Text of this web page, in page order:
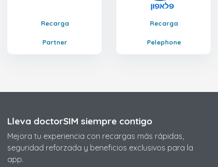
Recarga
Partner
Recarga
Pelephone
Lleva doctorSIM siempre contigo
Mejora tu experiencia con recargas más rápidas,
seguridad reforzada y beneficios exclusivos para la
app.